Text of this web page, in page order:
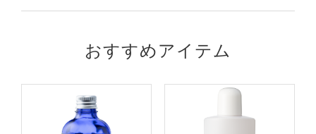
おすすめアイテム